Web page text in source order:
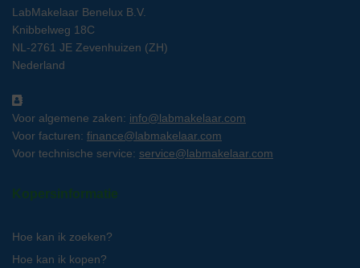
LabMakelaar Benelux B.V.
Knibbelweg 18C
NL-2761 JE Zevenhuizen (ZH)
Nederland
Voor algemene zaken: info@labmakelaar.com
Voor facturen: finance@labmakelaar.com
Voor technische service: service@labmakelaar.com
Kopersinformatie
Hoe kan ik zoeken?
Hoe kan ik kopen?